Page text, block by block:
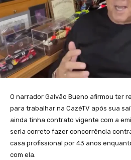
O narrador Galvão Bueno afirmou ter
para trabalhar na CazéTV após sua
ainda tinha contrato vigente com a
seria correto fazer concorrência
casa profissional por 43 anos
com ela.